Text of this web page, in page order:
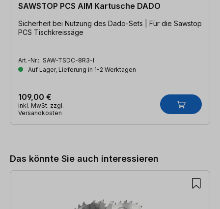
SAWSTOP PCS AIM Kartusche DADO
Sicherheit bei Nutzung des Dado-Sets | Für die Sawstop
PCS Tischkreissäge
Art.-Nr.: SAW-TSDC-8R3-I
Auf Lager, Lieferung in 1-2 Werktagen
109,00 €
inkl. MwSt. zzgl.
Versandkosten
Das könnte Sie auch interessieren